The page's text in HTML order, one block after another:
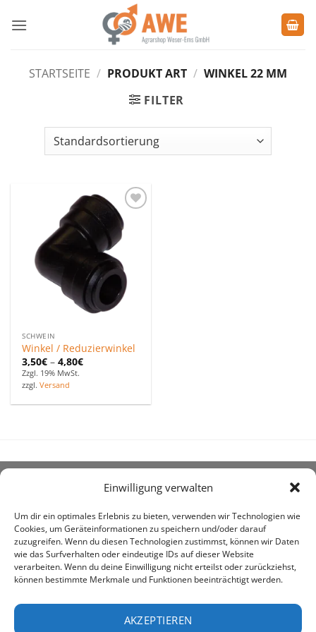
Einwilligung verwalten
Um dir ein optimales Erlebnis zu bieten, verwenden wir Technologien wie
Cookies, um Geräteinformationen zu speichern und/oder darauf
zuzugreifen. Wenn du diesen Technologien zustimmst, können wir Daten
wie das Surfverhalten oder eindeutige IDs auf dieser Website
verarbeiten. Wenn du deine Einwilligung nicht erteilst oder zurückziehst,
können bestimmte Merkmale und Funktionen beeinträchtigt werden.
AKZEPTIEREN
Inhalt
STARTSEITE / PRODUKT ART / WINKEL 22 MM
FILTER
Zu den
Favoriten
hinzufügen
SCHWEIN
Winkel / Reduzierwinkel
3,50€ –4,80€
Zzgl. 19% MwSt.
zzgl.Versand
um den Kauf landwirtschaftlicher Bedarfsartikel geht.